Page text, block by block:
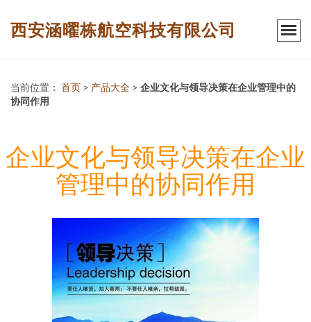
西安涵曜栋航空科技有限公司
当前位置： 首页 > 产品大全 > 企业文化与领导决策在企业管理中的
协同作用
企业文化与领导决策在企业
管理中的协同作用